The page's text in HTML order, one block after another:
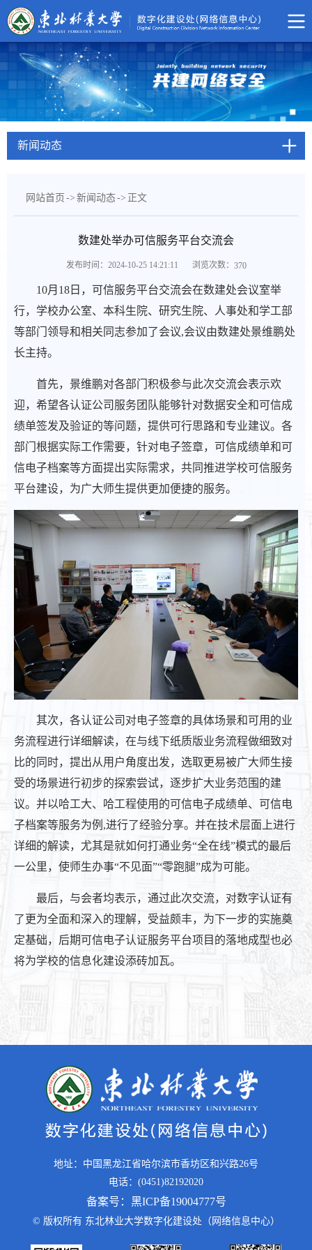
新闻动态
网站首页 -> 新闻动态-> 正文
数建处举办可信服务平台交流会
发布时间：2024-10-25 14:21:11 浏览次数： 370
10月18日，可信服务平台交流会在数建处会议室举
行，学校办公室、本科生院、研究生院、人事处和学工部
等部门领导和相关同志参加了会议,会议由数建处景维鹏处
长主持。
首先，景维鹏对各部门积极参与此次交流会表示欢
迎，希望各认证公司服务团队能够针对数据安全和可信成
绩单签发及验证的等问题，提供可行思路和专业建议。各
部门根据实际工作需要，针对电子签章，可信成绩单和可
信电子档案等方面提出实际需求，共同推进学校可信服务
平台建设，为广大师生提供更加便捷的服务。
其次，各认证公司对电子签章的具体场景和可用的业
务流程进行详细解读，在与线下纸质版业务流程做细致对
比的同时，提出从用户角度出发，选取更易被广大师生接
受的场景进行初步的探索尝试，逐步扩大业务范围的建
议。并以哈工大、哈工程使用的可信电子成绩单、可信电
子档案等服务为例,进行了经验分享。并在技术层面上进行
详细的解读，尤其是就如何打通业务“全在线”模式的最后
一公里，使师生办事“不见面”“零跑腿”成为可能。
最后，与会者均表示，通过此次交流，对数字认证有
了更为全面和深入的理解，受益颇丰，为下一步的实施奠
定基础，后期可信电子认证服务平台项目的落地成型也必
将为学校的信息化建设添砖加瓦。
地址：中国黑龙江省哈尔滨市香坊区和兴路26号
电话：(0451)82192020
备案号：黑ICP备19004777号
© 版权所有 东北林业大学数字化建设处（网络信息中心）